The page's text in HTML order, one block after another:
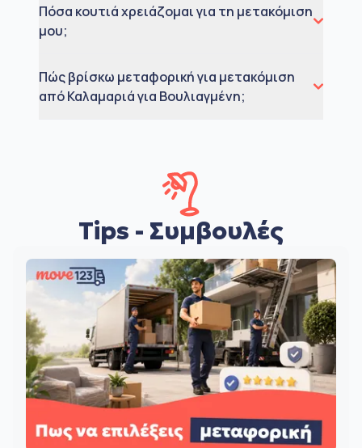
Πόσα κουτιά χρειάζομαι για τη μετακόμιση
μου;
Πώς βρίσκω μεταφορική για μετακόμιση
από Καλαμαριά για Βουλιαγμένη;
Tips - Συμβουλές